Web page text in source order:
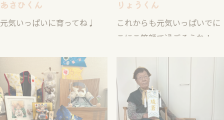
元気いっぱいに育ってね♩
これからも元気いっぱいでに
こにこ笑顔で過ごそうね！